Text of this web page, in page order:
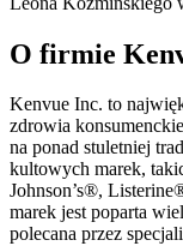
O firmie
Kenvue Inc. to
zdrowia
na ponad stuletniej
kultowych marek,
Johnson’s®,
marek jest poparta
polecana przez